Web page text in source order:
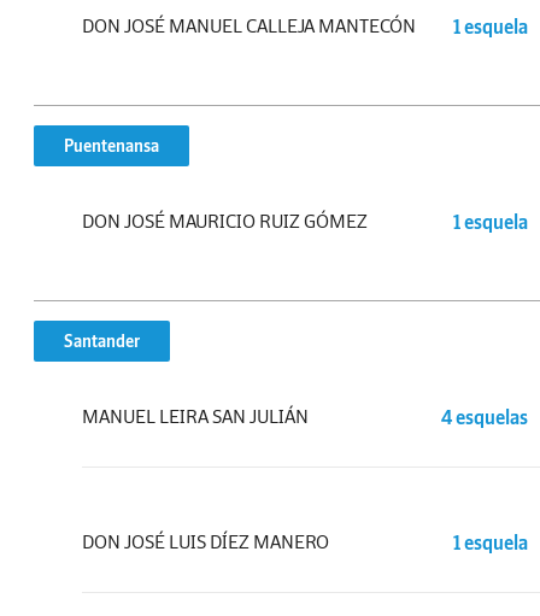
DON JOSÉ MANUEL CALLEJA MANTECÓN 1 esquela
Puentenansa
DON JOSÉ MAURICIO RUIZ GÓMEZ 1 esquela
Santander
MANUEL LEIRA SAN JULIÁN 4 esquelas
DON JOSÉ LUIS DÍEZ MANERO 1 esquela